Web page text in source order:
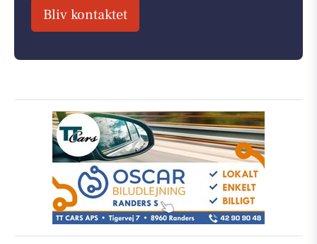
Bliv kontaktet